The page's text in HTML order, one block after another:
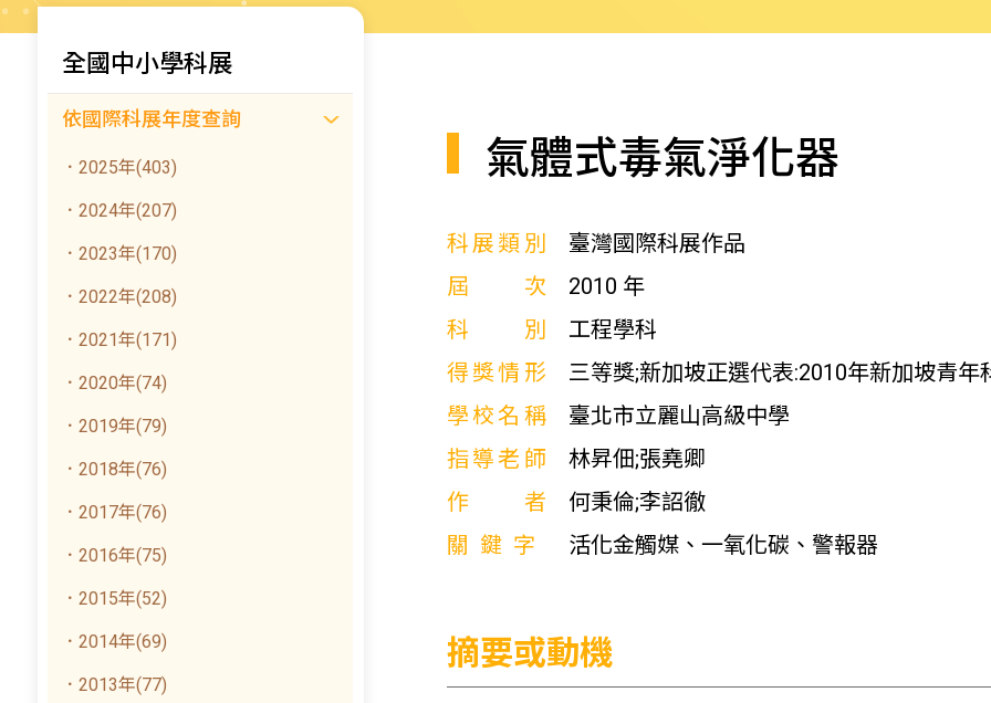
全國中小學科展
依國際科展年度查詢
．2025年(403)
．2024年(207)
．2023年(170)
．2022年(208)
．2021年(171)
．2020年(74)
．2019年(79)
．2018年(76)
．2017年(76)
．2016年(75)
．2015年(52)
．2014年(69)
．2013年(77)
氣體式毒氣淨化器
科展類別
臺灣國際科展作品
屆次
2010 年
科別
工程學科
得獎情形
三等獎;新加坡正選代表:2010年新加坡青年
學校名稱
臺北市立麗山高級中學
指導老師
林昇佃;張堯卿
作者
何秉倫;李詔徹
關鍵字
活化金觸媒、一氧化碳、警報器
摘要或動機